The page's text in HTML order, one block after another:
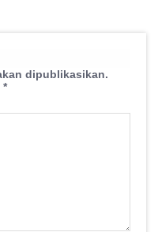
dipublikasikan.
*